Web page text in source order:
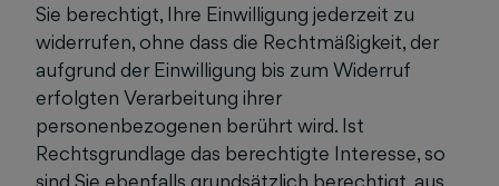
Sie berechtigt, Ihre Einwilligung jederzeit zu
widerrufen, ohne dass die Rechtmäßigkeit, der
aufgrund der Einwilligung bis zum Widerruf
erfolgten Verarbeitung ihrer
personenbezogenen berührt wird. Ist
Rechtsgrundlage das berechtigte Interesse, so
sind Sie ebenfalls grundsätzlich berechtigt, aus